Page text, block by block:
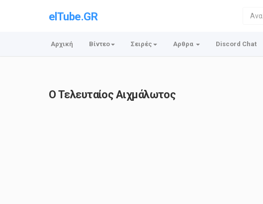
elTube.GR
Αρχική Βίντεο Σειρές Αρθρα Discord Chat
Ο Τελευταίος Αιχμάλωτος